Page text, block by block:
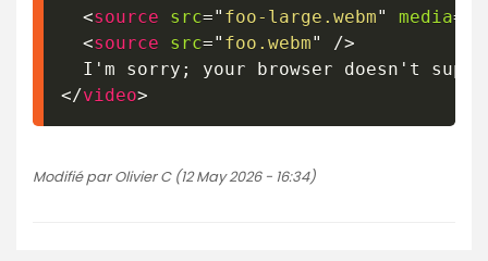
<source src=" foo-large.webm" media=
<source src=" foo.webm" />
</video>
Modifié par Olivier C (12 May 2026 - 16:34)